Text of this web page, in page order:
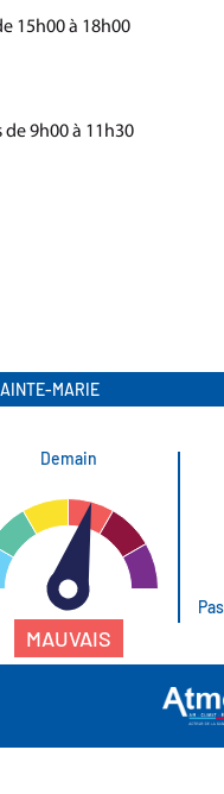
15h00 à 18h00
de 9h00 à 11h30